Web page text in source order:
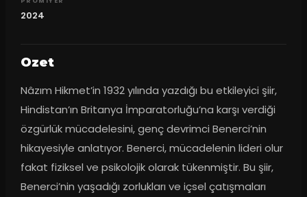
2024
Ozet
Nâzım Hikmet’in 1932 yılında yazdığı bu etkileyici şiir,
Hindistan’ın Britanya İmparatorluğu’na karşı verdiği
özgürlük mücadelesini, genç devrimci Benerci’nin
hikayesiyle anlatıyor. Benerci, mücadelenin lideri olur
fakat fiziksel ve psikolojik olarak tükenmiştir. Bu şiir,
Benerci’nin yaşadığı zorlukları ve içsel çatışmaları